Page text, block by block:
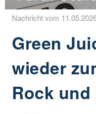
Nachricht vom
Green
wieder
Rock und